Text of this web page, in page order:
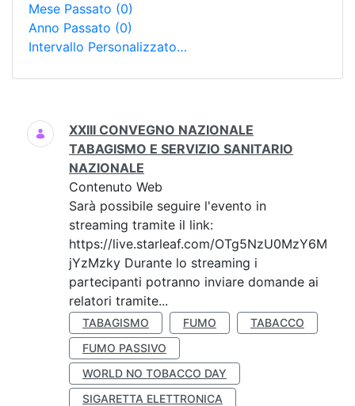
Mese Passato (0)
Anno Passato (0)
Intervallo Personalizzato…
Ricerca
XXIII CONVEGNO NAZIONALE
TABAGISMO E SERVIZIO SANITARIO
NAZIONALE
Contenuto Web
Sarà possibile seguire l'evento in
streaming tramite il link:
https://live.starleaf.com/OTg5NzU0MzY6M
jYzMzky Durante lo streaming i
partecipanti potranno inviare domande ai
relatori tramite...
TABAGISMO FUMO
TABACCO
FUMO PASSIVO
WORLD NO TOBACCO DAY
SIGARETTA ELETTRONICA